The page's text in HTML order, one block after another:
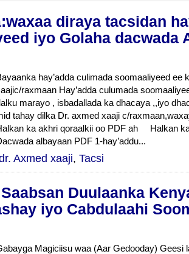
diraya tacsidan
iyo Golaha dacwada
hay’adda culimada soomaaliyeed ee
raxmaan Hay’adda culumada
marayo , isbadallada ka dhacaya ,,iyo
tahay dilka Dr. axmed xaaji c/
ka akhri qoraalkii oo PDF ah Halkan
albayaan PDF 1-hay’addu...
Axmed xaaji, Tacsi
Duulaanka
iyo Cabdulaahi
Magiciisu waa (Aar Gedooday) Geesi